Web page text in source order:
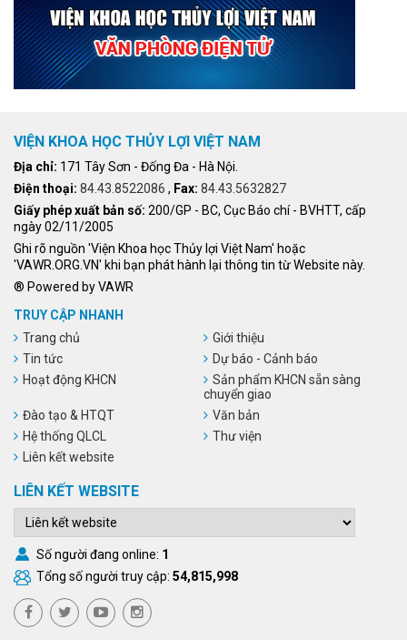
VIỆN KHOA HỌC THỦY LỢI VIỆT NAM
Địa chỉ: 171 Tây Sơn - Đống Đa - Hà Nội.
Điện thoại: 84.43.8522086 , Fax: 84.43.5632827
Giấy phép xuất bản số: 200/GP - BC, Cục Báo chí - BVHTT, cấp
ngày 02/11/2005
Ghi rõ nguồn 'Viện Khoa học Thủy lợi Việt Nam' hoặc
'VAWR.ORG.VN' khi bạn phát hành lại thông tin từ Website này.
® Powered by VAWR
TRUY CẬP NHANH
Trang chủ
Giới thiệu
Tin tức
Dự báo - Cảnh báo
Hoạt động KHCN
Sản phẩm KHCN sẵn sàng
chuyển giao
Đào tạo & HTQT
Văn bản
Hệ thống QLCL
Thư viện
Liên kết website
LIÊN KẾT WEBSITE
Số người đang online: 1
Tổng số người truy cập: 54,815,998